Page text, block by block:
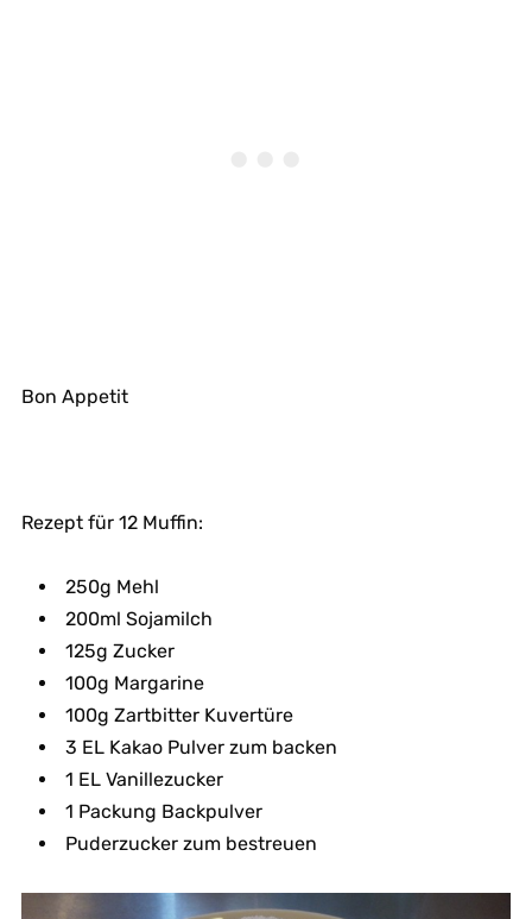
Bon Appetit
Rezept für 12 Muffin:
250g Mehl
200ml Sojamilch
125g Zucker
100g Margarine
100g Zartbitter Kuvertüre
3 EL Kakao Pulver zum backen
1 EL Vanillezucker
1 Packung Backpulver
Puderzucker zum bestreuen